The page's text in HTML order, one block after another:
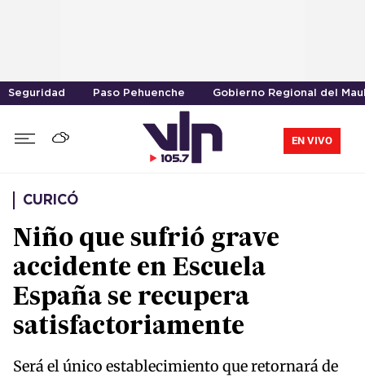
Seguridad Paso Pehuenche Gobierno Regional del
EN VIVO
CURICÓ
Niño que sufrió grave
accidente en Escuela
España se recupera
satisfactoriamente
Será el único establecimiento que retornará de